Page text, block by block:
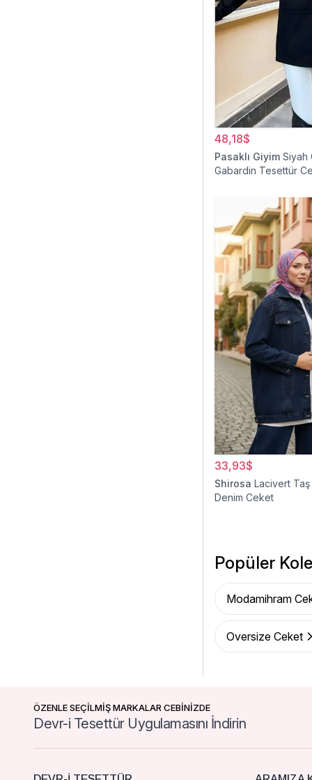
48,18$
Pasaklı Giyim Siyah
Gabardin Tesettür
33,93$
Shirosa Lacivert Taş
Denim Ceket
Popüler
Modamihram
Oversize Ceket
ÖZENLE SEÇİLMİŞ MARKALAR CEBİNİZDE
Devr-i Tesettür Uygulamasını İndirin